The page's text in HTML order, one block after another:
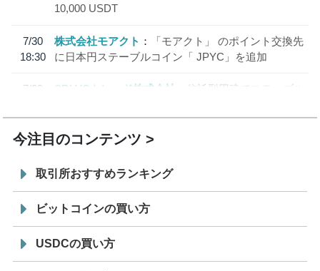
10,000 USDT
7/30
18:30
株式会社モアクト
「モアクト」 のポイント交換先
に日本円ステーブルコイン「 JPYC」を追加
7/29
SBI VCトレード株式会社
信託型円建てステーブル
今注目のコンテンツ
取引所おすすめランキング
ビットコインの買い方
USDCの買い方